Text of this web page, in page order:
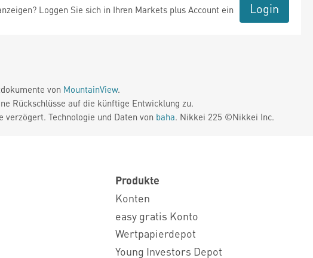
Loggen Sie sich in Ihren Markets plus Account ein Login
von MountainView.
Rückschlüsse auf die künftige Entwicklung zu.
Technologie und Daten von baha. Nikkei 225 ©Nikkei Inc.
Produkte
Konten
easy gratis Konto
Wertpapierdepot
Young Investors Depot